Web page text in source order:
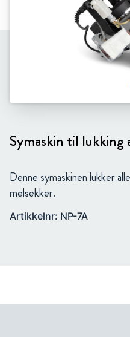
Symaskin til lukking
Denne symaskinen lukker
melsekker.
Artikkelnr: NP-7A